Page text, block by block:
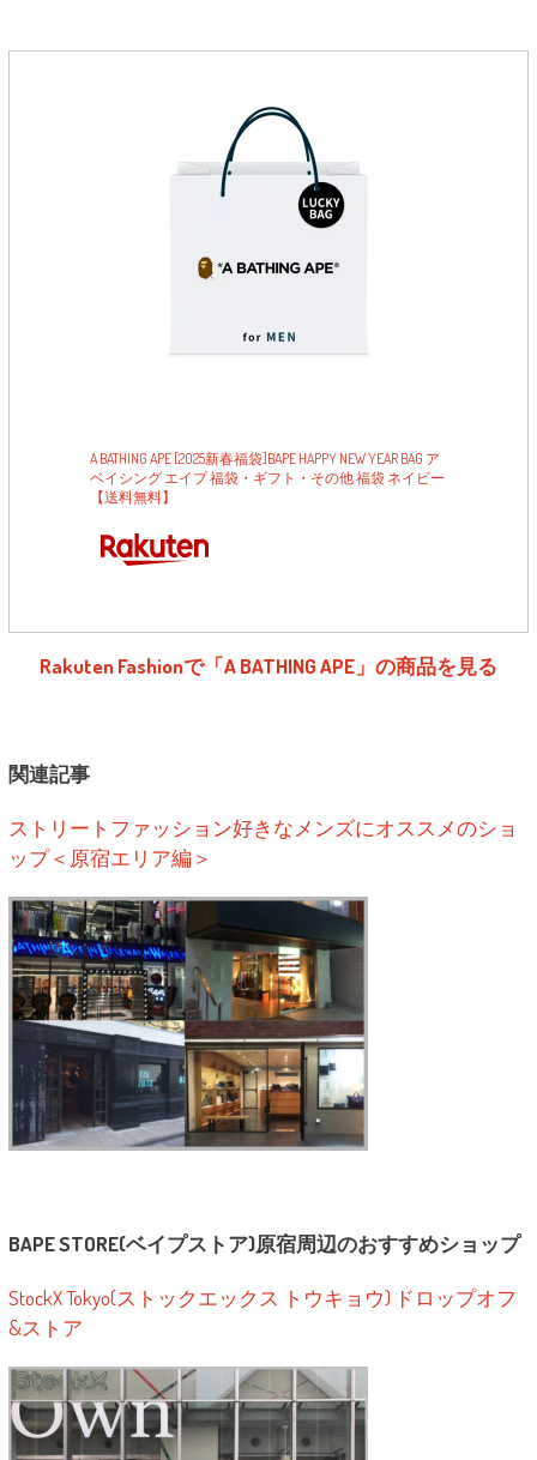
A BATHING APE [2025新春福袋]BAPE HAPPY NEW YEAR BAG ア
ベイシング エイプ 福袋・ギフト・その他 福袋 ネイビー
【送料無料】
Rakuten Fashionで「A BATHING APE」の商品を見る
関連記事
ストリートファッション好きなメンズにオススメのショ
ップ＜原宿エリア編＞
BAPE STORE(ベイプストア)原宿周辺のおすすめショップ
StockX Tokyo(ストックエックス トウキョウ) ドロップオフ
&ストア